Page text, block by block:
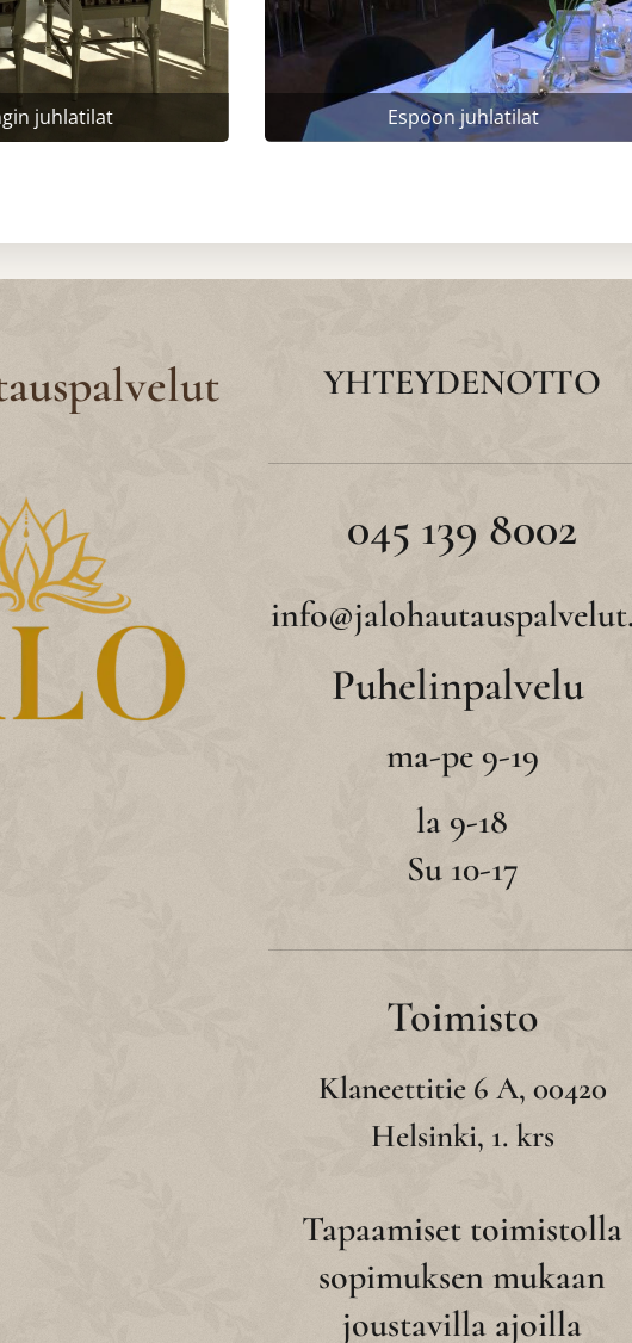
juhlatilat Espoon juhlatilat
YHTEYDENOTTO
045 139 8002
Puhelinpalvelu
ma-pe 9-19
la 9-18
Su 10-17
Toimisto
Klaneettitie 6 A, 00420
Helsinki, 1. krs
Tapaamiset toimistolla
sopimuksen mukaan
joustavilla ajoilla